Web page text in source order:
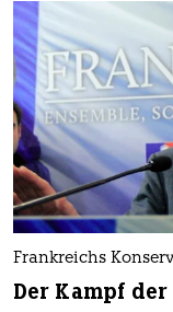
Frankreichs
Der Kampf der